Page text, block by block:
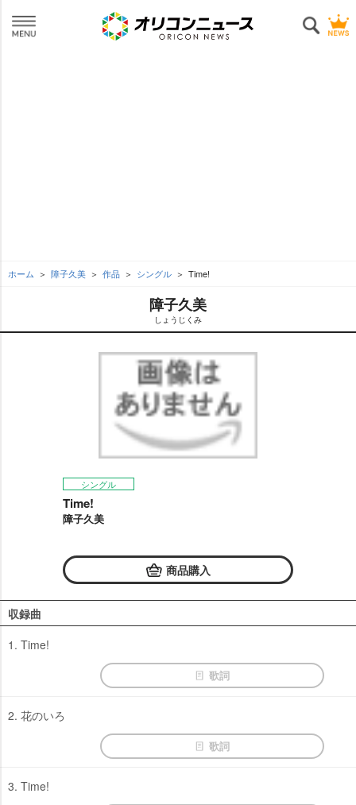
ホーム 障子久美 作品 シングル Time!
障子久美
しょうじくみ
シングル
Time!
障子久美
商品購入
収録曲
1. Time!
歌詞
2. 花のいろ
歌詞
3. Time!